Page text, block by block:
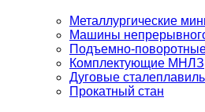
Металлургические
Машины
Подъемно-
Комплектующие МНЛЗ
Дуговые
Прокатный стан